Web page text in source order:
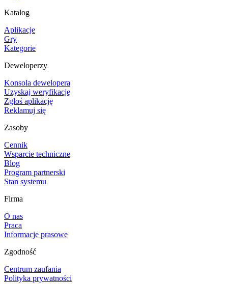
Katalog
Aplikacje
Gry
Kategorie
Deweloperzy
Konsola dewelopera
Uzyskaj weryfikację
Zgłoś aplikację
Reklamuj się
Zasoby
Cennik
Wsparcie techniczne
Blog
Program partnerski
Stan systemu
Firma
O nas
Praca
Informacje prasowe
Zgodność
Centrum zaufania
Polityka prywatności